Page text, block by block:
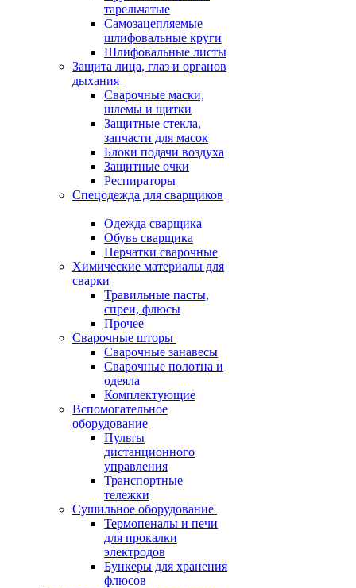
тарельчатые
Самозацепляемые
шлифовальные круги
Шлифовальные листы
Защита лица, глаз и органов
дыхания
Сварочные маски,
шлемы и щитки
Защитные стекла,
запчасти для масок
Блоки подачи воздуха
Защитные очки
Респираторы
Спецодежда для сварщиков
Одежда сварщика
Обувь сварщика
Перчатки сварочные
Химические материалы для
сварки
Травильные пасты,
спреи, флюсы
Прочее
Сварочные шторы
Сварочные занавесы
Сварочные полотна и
одеяла
Комплектующие
Вспомогательное
оборудование
Пульты
дистанционного
управления
Транспортные
тележки
Сушильное оборудование
Термопеналы и печи
для прокалки
электродов
Бункеры для хранения
флюсов